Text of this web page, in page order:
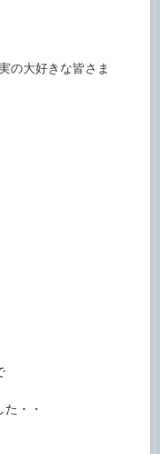
の大好きな皆さま
・・